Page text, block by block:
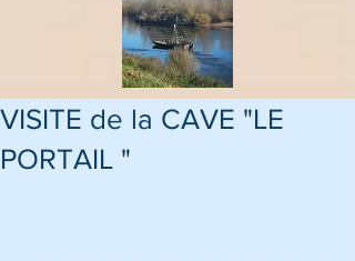
VISITE de la CAVE "LE
PORTAIL "